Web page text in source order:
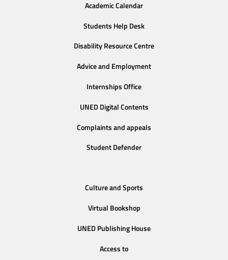
Academic Calendar
Students Help Desk
Disability Resource Centre
Advice and Employment
Internships Office
UNED Digital Contents
Complaints and appeals
Student Defender
Culture and Sports
Virtual Bookshop
UNED Publishing House
Access to